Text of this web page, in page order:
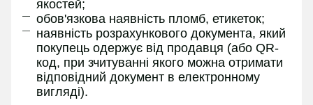
якостей;
обов'язкова наявність пломб, етикеток;
наявність розрахункового документа, який
покупець одержує від продавця (або QR-
код, при зчитуванні якого можна отримати
відповідний документ в електронному
вигляді).